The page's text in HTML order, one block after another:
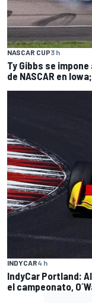
NASCAR CUP3 h
Ty Gibbs se
de NASCAR en
INDYCAR4 h
IndyCar Portland:
el campeonato,